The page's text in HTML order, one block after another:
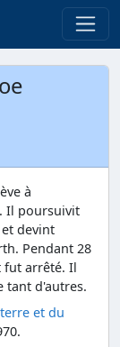
à
Il poursuivit
devint
Pendant 28
fut arrêté. Il
tant d'autres.
et du